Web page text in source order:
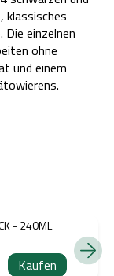
klassisches
einzelnen
ohne
und einem
- 240ML
Kaufen